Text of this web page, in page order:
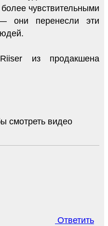
чувствительными
они перенесли эти
из продакшена
смотреть видео
Ответить